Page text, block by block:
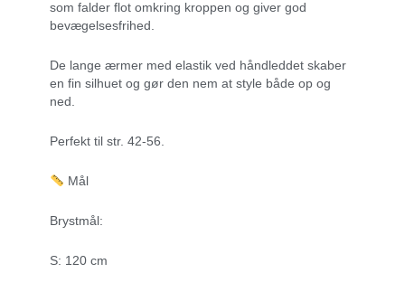
som falder flot omkring kroppen og giver god
bevægelsesfrihed.
De lange ærmer med elastik ved håndleddet skaber
en fin silhuet og gør den nem at style både op og
ned.
Perfekt til str. 42-56.
Mål
Brystmål:
S: 120 cm